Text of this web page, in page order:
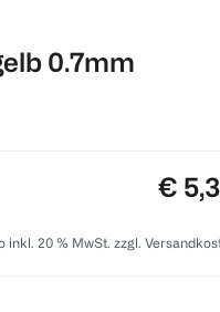
0.7mm
€
inkl. 20 % MwSt. zzgl.